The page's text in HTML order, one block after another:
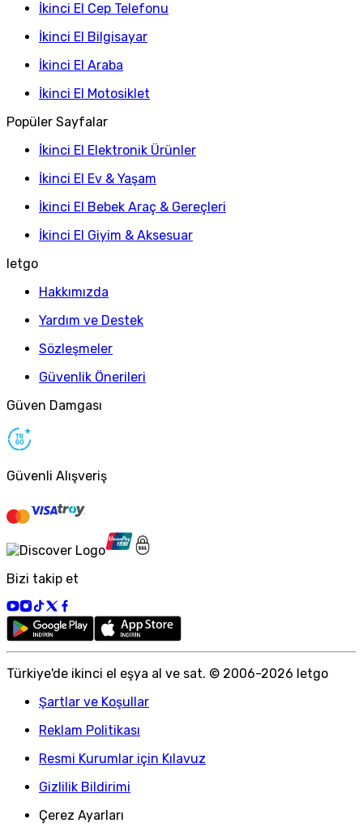
İkinci El Cep Telefonu
İkinci El Bilgisayar
İkinci El Araba
İkinci El Motosiklet
Popüler Sayfalar
İkinci El Elektronik Ürünler
İkinci El Ev & Yaşam
İkinci El Bebek Araç & Gereçleri
İkinci El Giyim & Aksesuar
letgo
Hakkımızda
Yardım ve Destek
Sözleşmeler
Güvenlik Önerileri
Güven Damgası
Güvenli Alışveriş
Bizi takip et
Türkiye'de ikinci el eşya al ve sat. © 2006-2026 letgo
Şartlar ve Koşullar
Reklam Politikası
Resmi Kurumlar için Kılavuz
Gizlilik Bildirimi
Çerez Ayarları